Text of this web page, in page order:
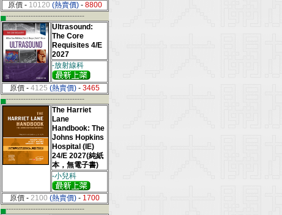
原價 - 10120 (熱賣價) - 8800
▄--------------------------------
Ultrasound:
The Core
Requisites 4/E
2027
-放射線科
原價 - 4125 (熱賣價) - 3465
▄--------------------------------
The Harriet
Lane
Handbook: The
Johns Hopkins
Hospital (IE)
24/E 2027(純紙
本，無電子書)
-小兒科
原價 - 2100 (熱賣價) - 1700
▄--------------------------------